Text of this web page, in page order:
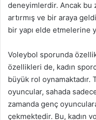
deneyimlerdir. Ancak bu
artırmış ve bir araya
bir yapı elde etmelerine
Voleybol sporunda
özellikleri de, kadın
büyük rol oynamaktadır.
oyuncular, sahada
zamanda genç
çekmektedir. Bu, kadın